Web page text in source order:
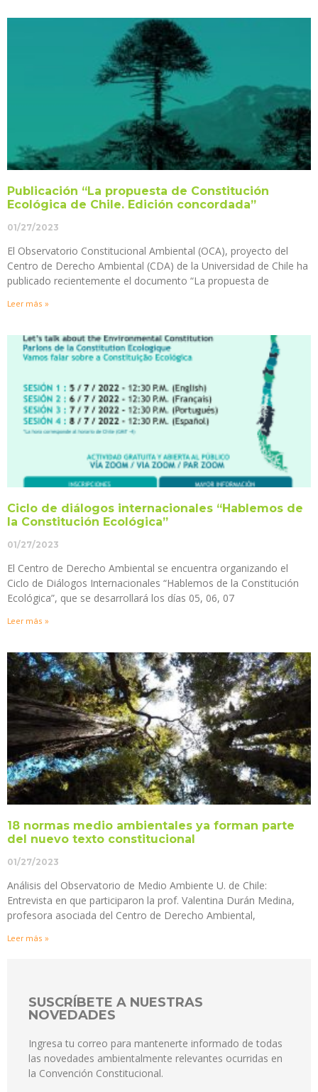
Publicación “La propuesta de Constitución
Ecológica de Chile. Edición concordada”
01/27/2023
El Observatorio Constitucional Ambiental (OCA), proyecto del
Centro de Derecho Ambiental (CDA) de la Universidad de Chile ha
publicado recientemente el documento “La propuesta de
Leer más »
Ciclo de diálogos internacionales “Hablemos de
la Constitución Ecológica”
01/27/2023
El Centro de Derecho Ambiental se encuentra organizando el
Ciclo de Diálogos Internacionales “Hablemos de la Constitución
Ecológica”, que se desarrollará los días 05, 06, 07
Leer más »
18 normas medio ambientales ya forman parte
del nuevo texto constitucional
01/27/2023
Análisis del Observatorio de Medio Ambiente U. de Chile:
Entrevista en que participaron la prof. Valentina Durán Medina,
profesora asociada del Centro de Derecho Ambiental,
Leer más »
SUSCRÍBETE A NUESTRAS
NOVEDADES
Ingresa tu correo para mantenerte informado de todas
las novedades ambientalmente relevantes ocurridas en
la Convención Constitucional.